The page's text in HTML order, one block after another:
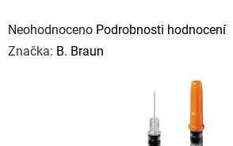
hodnocení
produktu
je
0,0
Neohodnoceno Podrobnosti hodnocení
Značka: B. Braun